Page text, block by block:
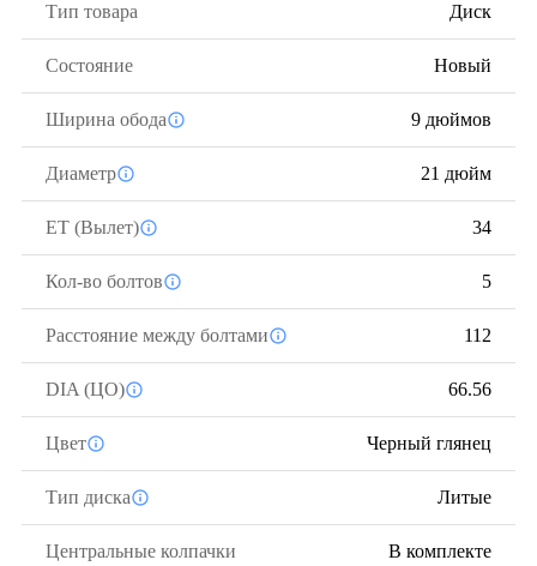
Тип товара Диск
Состояние Новый
Ширина обода 9 дюймов
Диаметр 21 дюйм
ЕТ (Вылет) 34
Кол-во болтов 5
Расстояние между болтами 112
DIA (ЦО) 66.56
Цвет Черный глянец
Тип диска Литые
Центральные колпачки В комплекте